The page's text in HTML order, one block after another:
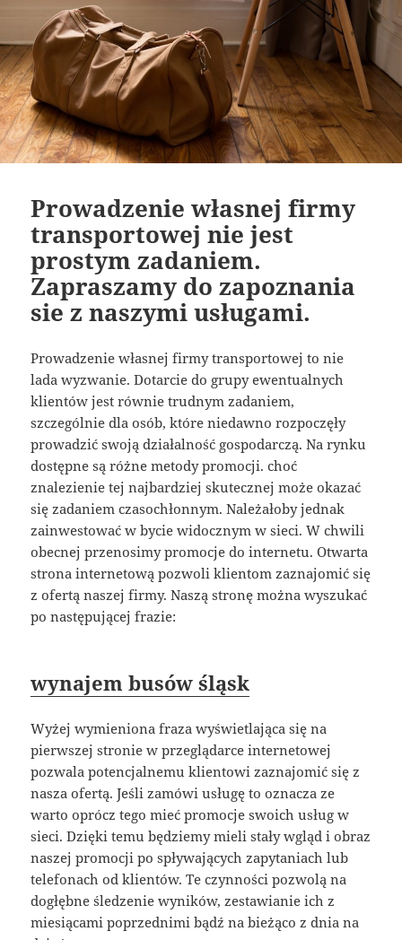
Prowadzenie własnej firmy
transportowej nie jest
prostym zadaniem.
Zapraszamy do zapoznania
sie z naszymi usługami.
Prowadzenie własnej firmy transportowej to nie
lada wyzwanie. Dotarcie do grupy ewentualnych
klientów jest równie trudnym zadaniem,
szczególnie dla osób, które niedawno rozpoczęły
prowadzić swoją działalność gospodarczą. Na rynku
dostępne są różne metody promocji. choć
znalezienie tej najbardziej skutecznej może okazać
się zadaniem czasochłonnym. Należałoby jednak
zainwestować w bycie widocznym w sieci. W chwili
obecnej przenosimy promocje do internetu. Otwarta
strona internetową pozwoli klientom zaznajomić się
z ofertą naszej firmy. Naszą stronę można wyszukać
po następującej frazie:
wynajem busów śląsk
Wyżej wymieniona fraza wyświetlająca się na
pierwszej stronie w przeglądarce internetowej
pozwala potencjalnemu klientowi zaznajomić się z
nasza ofertą. Jeśli zamówi usługę to oznacza ze
warto oprócz tego mieć promocje swoich usług w
sieci. Dzięki temu będziemy mieli stały wgląd i obraz
naszej promocji po spływających zapytaniach lub
telefonach od klientów. Te czynności pozwolą na
dogłębne śledzenie wyników, zestawianie ich z
miesiącami poprzednimi bądź na bieżąco z dnia na